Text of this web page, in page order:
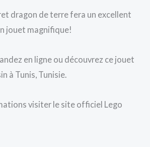
dragon de terre fera un excellent
jouet magnifique!
en ligne ou découvrez ce jouet
à Tunis, Tunisie.
visiter le site officiel Lego